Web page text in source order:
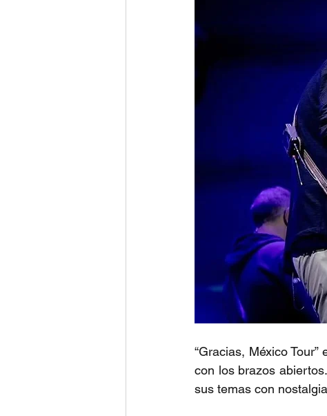
“Gracias, México
con los brazos
sus temas con